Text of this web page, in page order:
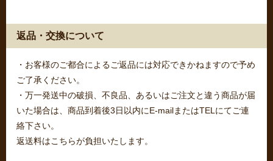
返品・交換について
・お客様のご都合によるご返品には対応できかねますので予め
ご了承ください。
・万一発送中の破損、不良品、あるいはご注文と違う商品が届
いた場合は、商品到着後3日以内にE-mailまたはTELにてご連
絡下さい。
返送料はこちらが負担いたします。